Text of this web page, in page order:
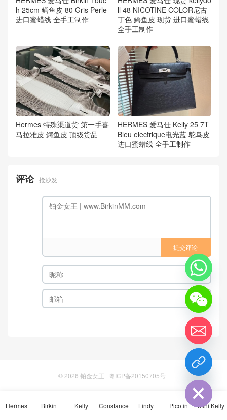
h 25cm 鳄鱼皮 80 Gris Perle
进口蜜蜡线 全手工制作
ll 48 NICOTINE COLOR尼古
丁色 鳄鱼皮 现货 进口蜜蜡线
全手工制作
Hermes 特殊渠道货 第一手喜
马拉雅皮 鳄鱼皮 顶级货品
HERMES 爱马仕 Kelly 25 7T
Bleu electrique电光蓝 鸵鸟皮
进口蜜蜡线 全手工制作
评论 抢沙发
提交评论
© 2026 铂金女王 粤ICP备20150705号
Hermes Birkin Kelly Constance Lindy Picotin Mini Kelly
Hide
chaty